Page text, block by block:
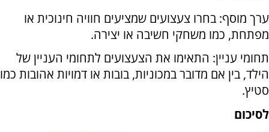
ערך מוסף: בחרו צעצועים שמציעים חוויה חינוכית או
מפתחת, כמו משחקי חשיבה או יצירה.
תחומי עניין: התאימו את הצעצועים לתחומי העניין של
הילד, בין אם מדובר במכוניות, בובות או דמויות אהובות כמו
סטיץ.
לסיכום